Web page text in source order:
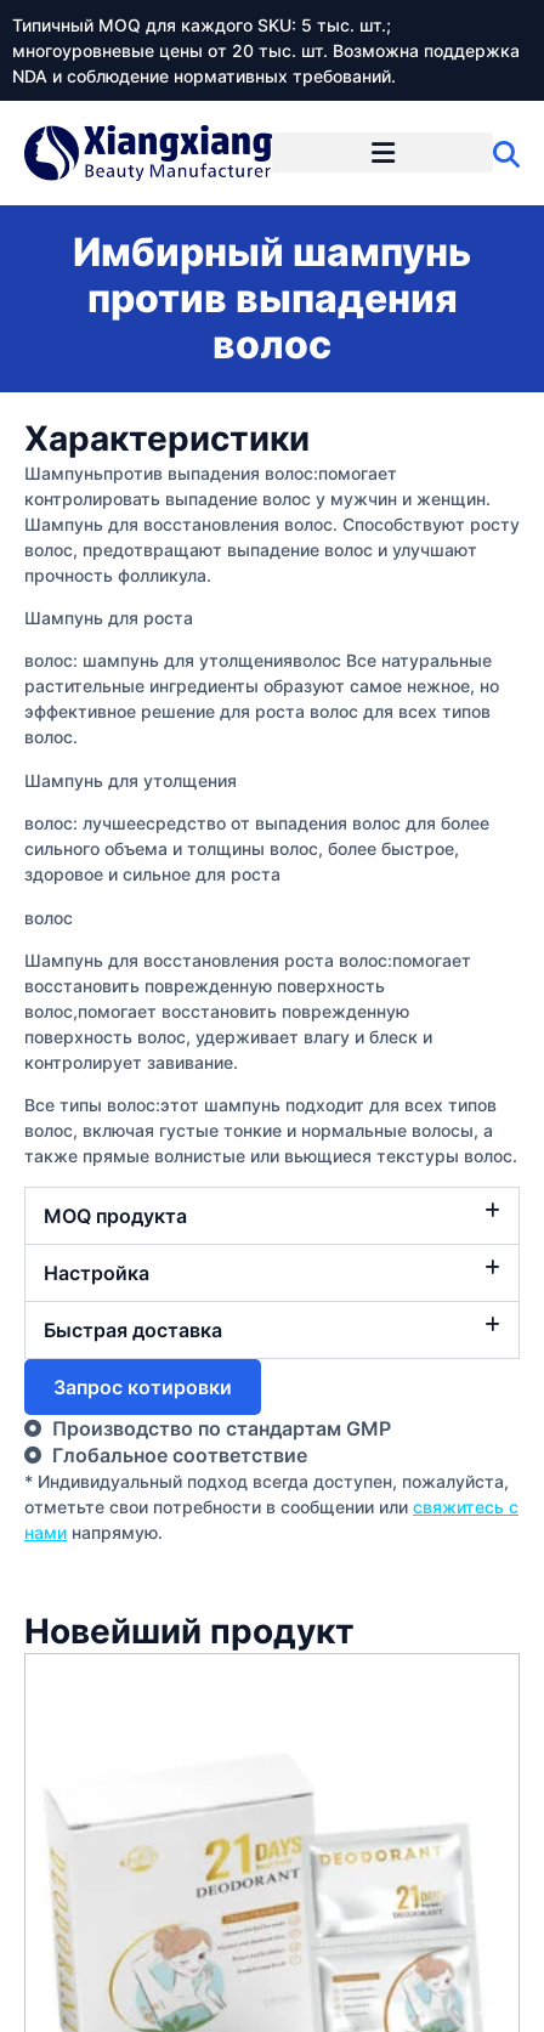
Типичный MOQ для каждого SKU: 5 тыс. шт.;
многоуровневые цены от 20 тыс. шт. Возможна поддержка
NDA и соблюдение нормативных требований.
Имбирный шампунь
против выпадения
волос
Характеристики
Шампуньпротив выпадения волос:помогает
контролировать выпадение волос у мужчин и женщин.
Шампунь для восстановления волос. Способствуют росту
волос, предотвращают выпадение волос и улучшают
прочность фолликула.
Шампунь для роста
волос: шампунь для утолщенияволос Все натуральные
растительные ингредиенты образуют самое нежное, но
эффективное решение для роста волос для всех типов
волос.
Шампунь для утолщения
волос: лучшеесредство от выпадения волос для более
сильного объема и толщины волос, более быстрое,
здоровое и сильное для роста
волос
Шампунь для восстановления роста волос:помогает
восстановить поврежденную поверхность
волос,помогает восстановить поврежденную
поверхность волос, удерживает влагу и блеск и
контролирует завивание.
Все типы волос:этот шампунь подходит для всех типов
волос, включая густые тонкие и нормальные волосы, а
также прямые волнистые или вьющиеся текстуры волос.
MOQ продукта
Настройка
Быстрая доставка
Запрос котировки
Производство по стандартам GMP
Глобальное соответствие
* Индивидуальный подход всегда доступен, пожалуйста,
отметьте свои потребности в сообщении или свяжитесь с
нами напрямую.
Новейший продукт